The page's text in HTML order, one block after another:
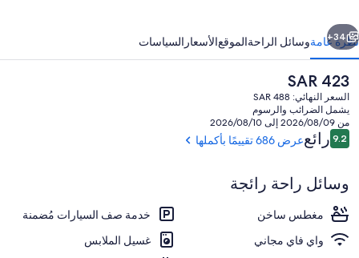
تلفزيون إل سي دي
التالي
34+
نظرة عامةوسائل الراحةالموقعالأسعار السياسات
السعر
الحالي
هو
SAR
423
SAR 423
السعر النهائي: SAR 488
يشمل الضرائب والرسوم
من 2026/08/09 إلى 2026/08/10
التقييمات
9.29.2 من 10رائععرض 686 تقييمًا بأكملها
وسائل راحة رائجة
مغطس ساخن
خدمة صف السيارات مُضمنة
واي فاي مجاني
غسيل الملابس